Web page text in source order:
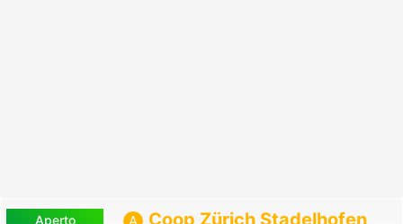
Aperto Coop Zürich Stadelhofen